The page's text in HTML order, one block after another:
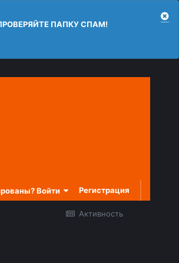
ПАПКУ СПАМ!
Войти Регистрация
Активность